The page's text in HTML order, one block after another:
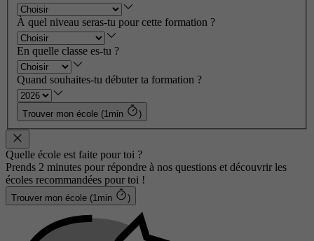
À quel niveau seras-tu pour cette formation ?
En quelle classe es-tu ?
Quand souhaites-tu débuter ta formation ?
Trouver mon école (1min )
Quelle école est faite pour toi ?
Prends 2 minutes pour répondre à nos questions et découvrir les
écoles recommandées pour toi !
Trouver mon école (1min )